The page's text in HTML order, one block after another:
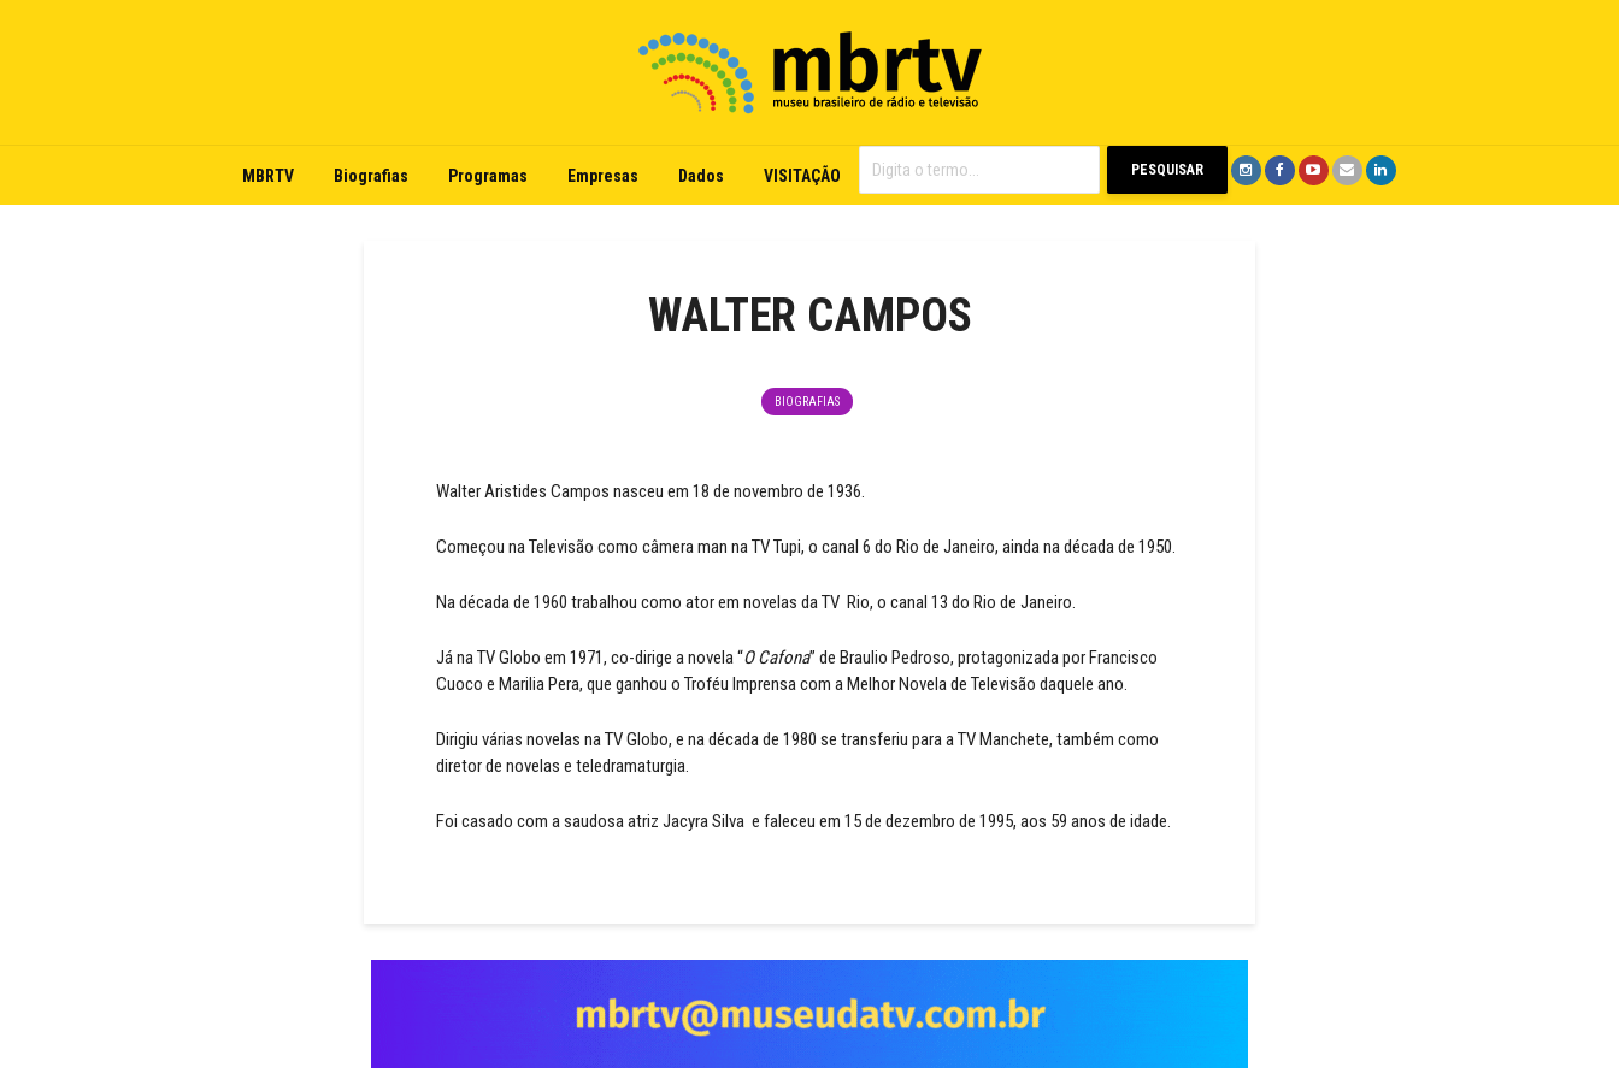
MBRTV Biografias Programas Empresas Dados VISITAÇÃO PESQUISAR
WALTER CAMPOS
BIOGRAFIAS
Walter Aristides Campos nasceu em 18 de novembro de 1936.
Começou na Televisão como câmera man na TV Tupi, o canal 6 do Rio de Janeiro, ainda na década de 1950.
Na década de 1960 trabalhou como ator em novelas da TV Rio, o canal 13 do Rio de Janeiro.
Já na TV Globo em 1971, co-dirige a novela “O Cafona” de Braulio Pedroso, protagonizada por Francisco
Cuoco e Marilia Pera, que ganhou o Troféu Imprensa com a Melhor Novela de Televisão daquele ano.
Dirigiu várias novelas na TV Globo, e na década de 1980 se transferiu para a TV Manchete, também como
diretor de novelas e teledramaturgia.
Foi casado com a saudosa atriz Jacyra Silva e faleceu em 15 de dezembro de 1995, aos 59 anos de idade.